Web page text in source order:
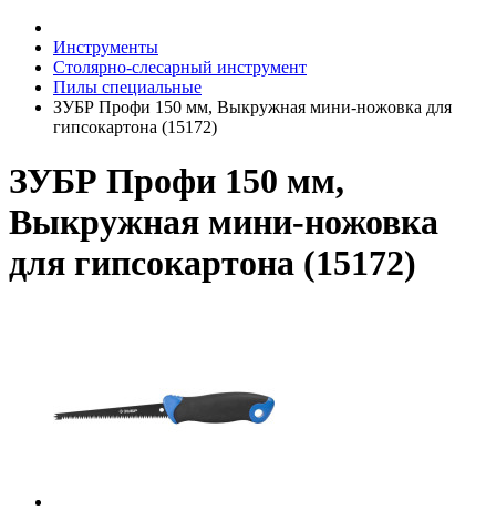
Инструменты
Столярно-слесарный инструмент
Пилы специальные
ЗУБР Профи 150 мм, Выкружная мини-ножовка для
гипсокартона (15172)
ЗУБР Профи 150 мм,
Выкружная мини-ножовка
для гипсокартона (15172)